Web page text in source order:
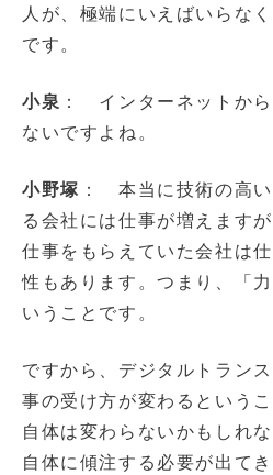
人が、極端にいえばいらな
です。
小泉 ： インターネットか
ないですよね。
小野塚 ： 本当に技術の高
る会社には仕事が増えます
仕事をもらえていた会社は
性もあります。つまり、「
いうことです。
ですから、デジタルトラン
事の受け方が変わるという
自体は変わらないかもしれ
自体に傾注する必要が出てき